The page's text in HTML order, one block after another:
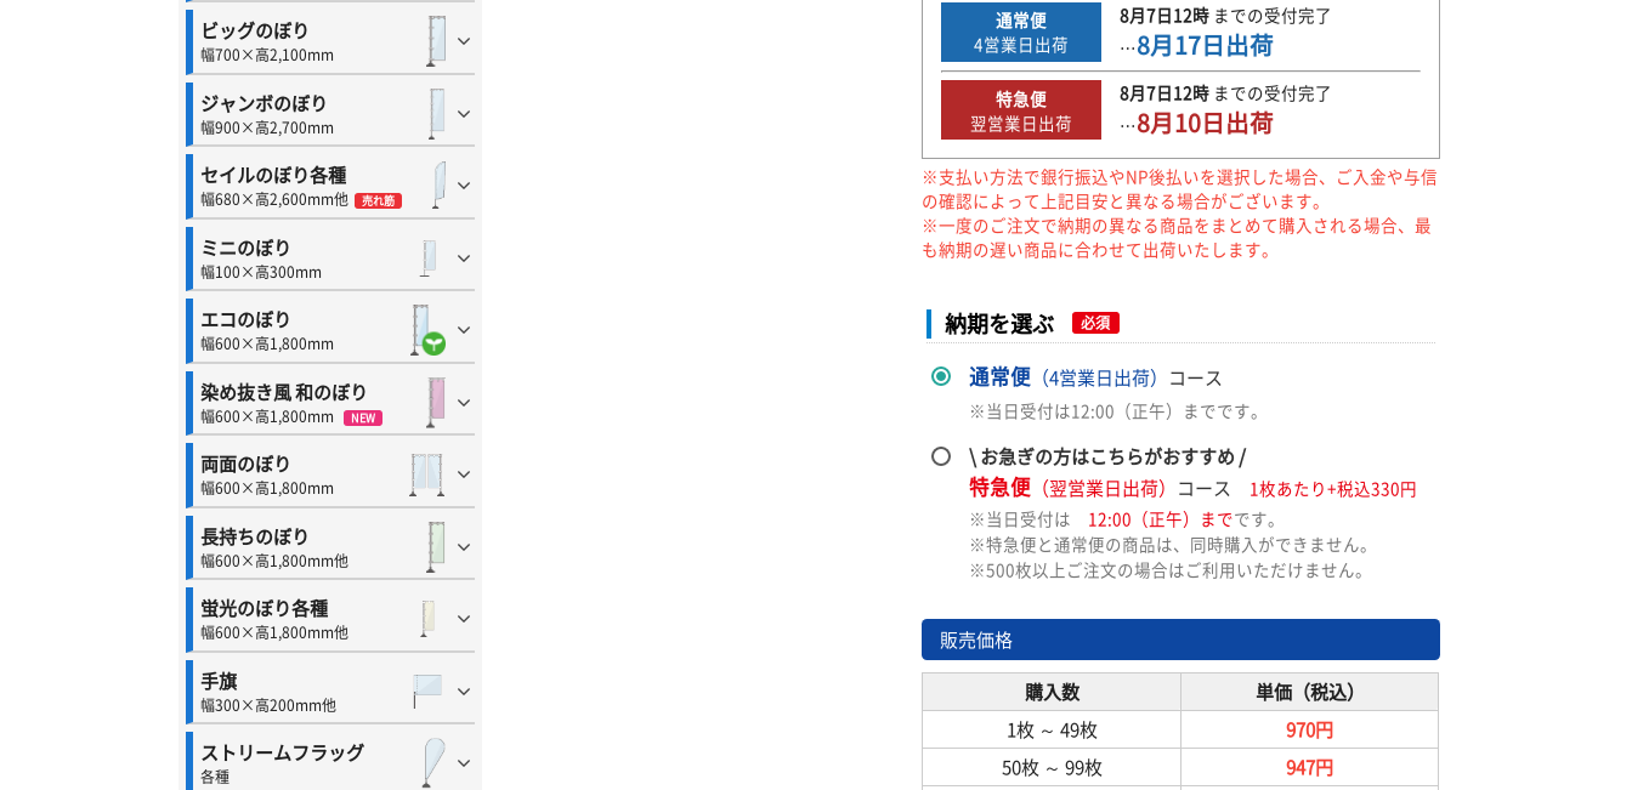
ビッグのぼり
幅700×高2,100mm
ジャンボのぼり
幅900×高2,700mm
セイルのぼり各種
幅680×高2,600mm他 売れ筋
ミニのぼり
幅100×高300mm
エコのぼり
幅600×高1,800mm
染め抜き風 和のぼり
幅600×高1,800mm NEW
両面のぼり
幅600×高1,800mm
長持ちのぼり
幅600×高1,800mm他
蛍光のぼり各種
幅600×高1,800mm他
手旗
幅300×高200mm他
ストリームフラッグ
各種
通常便
4営業日出荷
8月7日12時までの受付完了
…8月17日出荷
特急便
翌営業日出荷
8月7日12時までの受付完了
…8月10日出荷
※支払い方法で銀行振込やNP後払いを選択した場合、ご入金や与信
の確認によって上記目安と異なる場合がございます。
※一度のご注文で納期の異なる商品をまとめて購入される場合、最
も納期の遅い商品に合わせて出荷いたします。
納期を選ぶ 必須
通常便（4営業日出荷） コース
※当日受付は12:00（正午）までです。
\ お急ぎの方はこちらがおすすめ /
特急便（翌営業日出荷） コース
1枚あたり+税込330円
※当日受付は 12:00（正午）までです。
※特急便と通常便の商品は、同時購入ができません。
※500枚以上ご注文の場合はご利用いただけません。
販売価格
購入数
単価（税込）
1枚 ～ 49枚
970円
50枚 ～ 99枚
947円